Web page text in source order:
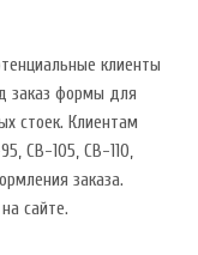
клиенты
заказ формы для
стоек. Клиентам
СВ-105, СВ-110,
заказа.
сайте.